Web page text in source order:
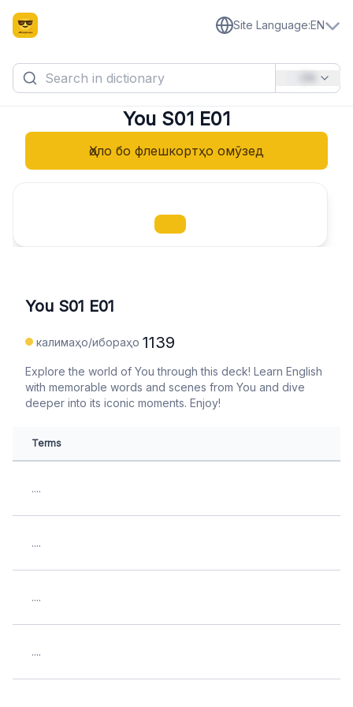
Site Language:EN
You S01 E01
Ҳоло бо флешкортҳо омӯзед
You S01 E01
калимаҳо/ибораҳо 1139
Explore the world of You through this deck! Learn English
with memorable words and scenes from You and dive
deeper into its iconic moments. Enjoy!
Terms
....
....
....
....